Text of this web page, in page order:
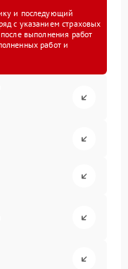
и последующий
с указанием страховых
выполнения работ
работ и